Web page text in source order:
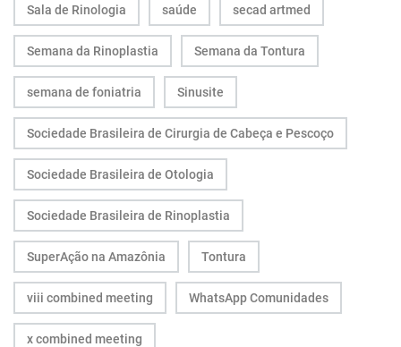
Sala de Rinologia saúde secad artmed
Semana da Rinoplastia Semana da Tontura
semana de foniatria Sinusite
Sociedade Brasileira de Cirurgia de Cabeça e Pescoço
Sociedade Brasileira de Otologia
Sociedade Brasileira de Rinoplastia
SuperAção na Amazônia Tontura
viii combined meeting WhatsApp Comunidades
x combined meeting